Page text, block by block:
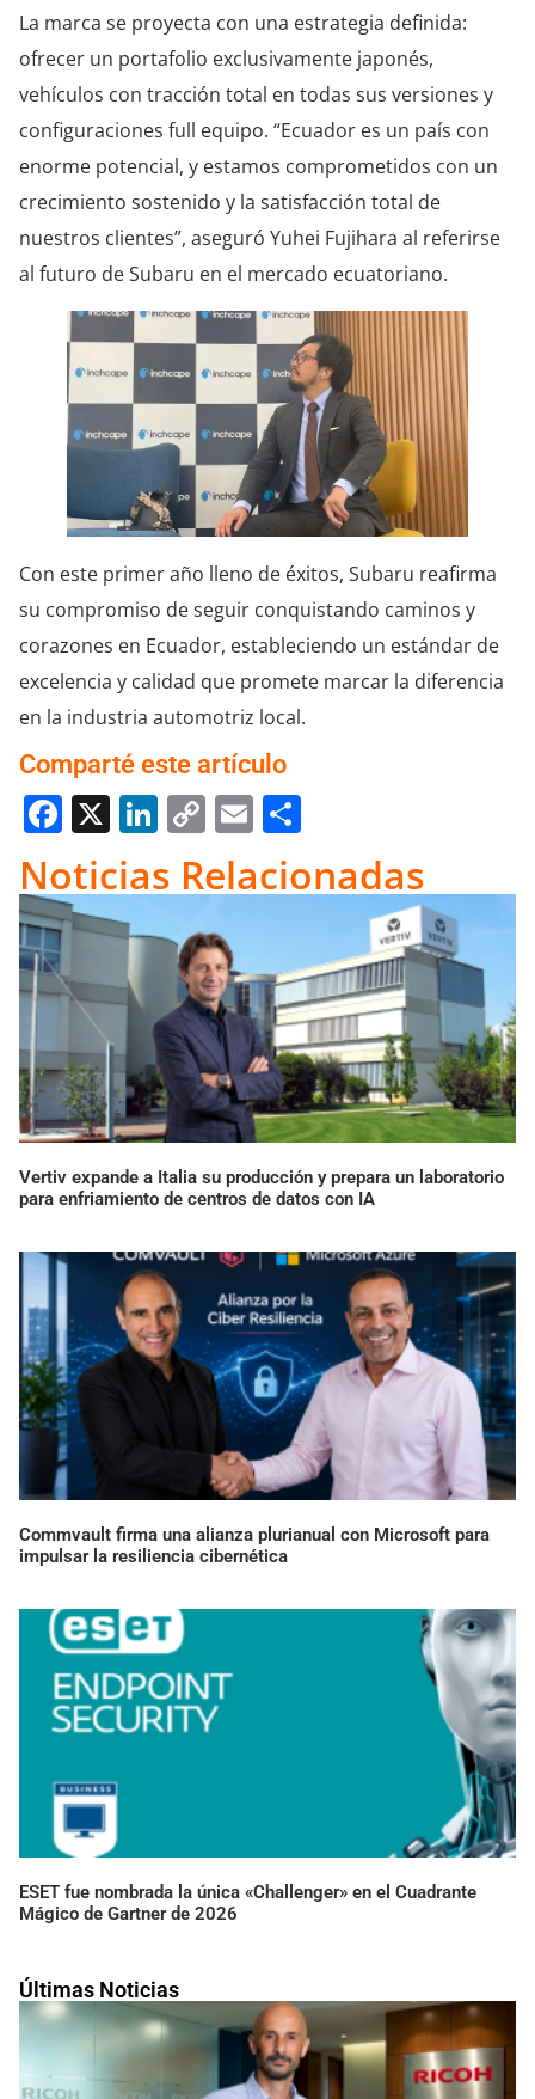
Últimas Noticias
La marca se proyecta con una estrategia definida:
ofrecer un portafolio exclusivamente japonés,
vehículos con tracción total en todas sus versiones y
configuraciones full equipo. “Ecuador es un país con
enorme potencial, y estamos comprometidos con un
crecimiento sostenido y la satisfacción total de
nuestros clientes”, aseguró Yuhei Fujihara al referirse
al futuro de Subaru en el mercado ecuatoriano.
Con este primer año lleno de éxitos, Subaru reafirma
su compromiso de seguir conquistando caminos y
corazones en Ecuador, estableciendo un estándar de
excelencia y calidad que promete marcar la diferencia
en la industria automotriz local.
Comparté este artículo
Facebook
X LinkedIn
Copy
Link
Email
Noticias Relacionadas
Vertiv expande a Italia su producción y prepara un laboratorio
para enfriamiento de centros de datos con IA
Commvault firma una alianza plurianual con Microsoft para
impulsar la resiliencia cibernética
ESET fue nombrada la única «Challenger» en el Cuadrante
Mágico de Gartner de 2026